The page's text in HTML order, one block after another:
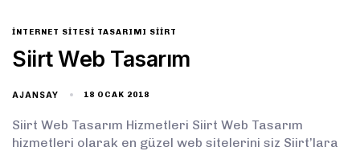
INTERNET SITESI TASARIMI SIIRT
Siirt Web Tasarım
AJANSAY 18 OCAK 2018
Siirt Web Tasarım Hizmetleri Siirt Web Tasarım
hizmetleri olarak en güzel web sitelerini siz Siirt’lara